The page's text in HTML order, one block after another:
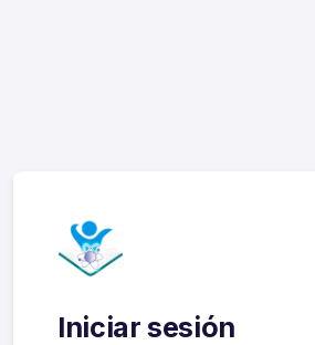
Iniciar sesión